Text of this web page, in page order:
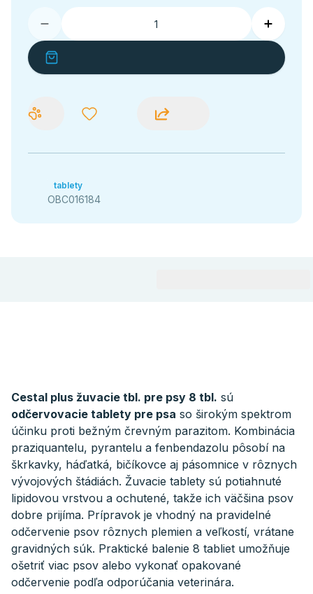
tablety
OBC016184
Cestal plus žuvacie tbl. pre psy 8 tbl. sú
odčervovacie tablety pre psa so širokým spektrom
účinku proti bežným črevným parazitom. Kombinácia
praziquantelu, pyrantelu a fenbendazolu pôsobí na
škrkavky, háďatká, bičíkovce aj pásomnice v rôznych
vývojových štádiách. Žuvacie tablety sú potiahnuté
lipidovou vrstvou a ochutené, takže ich väčšina psov
dobre prijíma. Prípravok je vhodný na pravidelné
odčervenie psov rôznych plemien a veľkostí, vrátane
gravidných súk. Praktické balenie 8 tabliet umožňuje
ošetriť viac psov alebo vykonať opakované
odčervenie podľa odporúčania veterinára.